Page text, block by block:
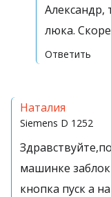
Александр,
люка.
Ответить
Наталия
Siemens D 1252
машинке
кнопка пуск а